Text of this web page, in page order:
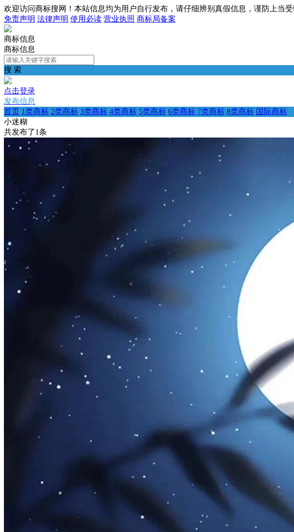
欢迎访问商标搜网！本站信息均为用户自行发布，请仔细辨别真假信息，谨防上当
免责声明 法律声明 使用必读 营业执照 商标局备案
商标信息
商标信息
搜 索
点击登录
发布信息
首页 1类商标 2类商标 3类商标 4类商标 5类商标 6类商标 7类商标 8类商标 国际商标
小迷糊
共发布了1条